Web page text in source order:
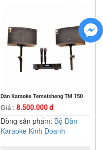
Dàn Karaoke Temeisheng TM 150
Giá : 8.500.000 đ
Dòng sản phẩm: Bộ Dàn
Karaoke Kinh Doanh